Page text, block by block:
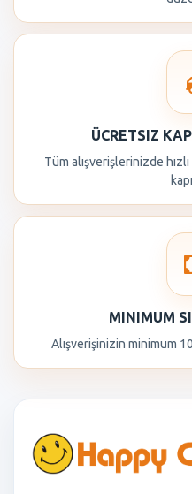
ÜCRETSIZ
Tüm alışverişlerinizde
MINIMUM
Alışverişinizin minimum